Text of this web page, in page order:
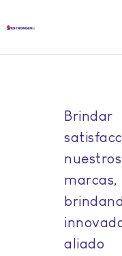
al
aliado